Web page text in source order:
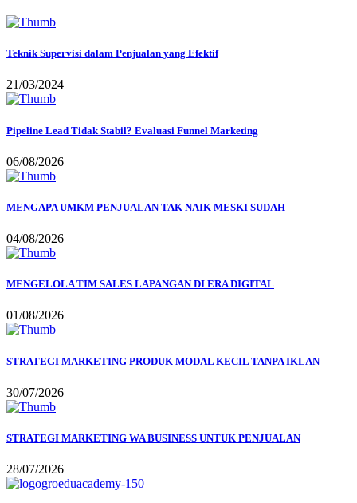
Teknik Supervisi dalam Penjualan yang Efektif
21/03/2024
Pipeline Lead Tidak Stabil? Evaluasi Funnel Marketing
06/08/2026
MENGAPA UMKM PENJUALAN TAK NAIK MESKI SUDAH
04/08/2026
MENGELOLA TIM SALES LAPANGAN DI ERA DIGITAL
01/08/2026
STRATEGI MARKETING PRODUK MODAL KECIL TANPA IKLAN
30/07/2026
STRATEGI MARKETING WA BUSINESS UNTUK PENJUALAN
28/07/2026